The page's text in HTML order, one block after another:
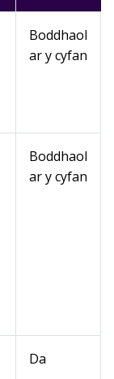
Boddhaol
ar y cyfan
Boddhaol
ar y cyfan
Da